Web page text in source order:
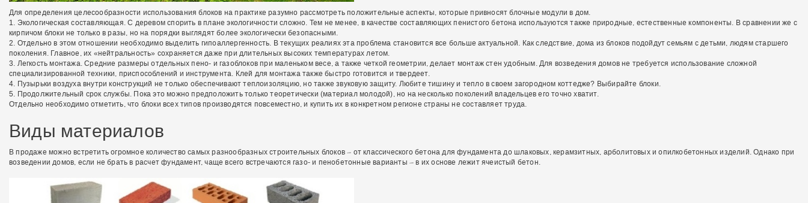
Для определения целесообразности использования блоков на практике разумно рассмотреть положительные аспекты, которые привносят блочные модули в дом.
1. Экологическая составляющая. С деревом спорить в плане экологичности сложно. Тем не менее, в качестве составляющих пенистого бетона используются также природные, естественные компоненты. В сравнении же с
кирпичом блоки не только в разы, но на порядки выглядят более экологически безопасными.
2. Отдельно в этом отношении необходимо выделить гипоаллергенность. В текущих реалиях эта проблема становится все больше актуальной. Как следствие, дома из блоков подойдут семьям с детьми, людям старшего
поколения. Главное, их «нейтральность» сохраняется даже при длительных высоких температурах летом.
3. Легкость монтажа. Средние размеры отдельных пено- и газоблоков при маленьком весе, а также четкой геометрии, делает монтаж стен удобным. Для возведения домов не требуется использование сложной
специализированной техники, приспособлений и инструмента. Клей для монтажа также быстро готовится и твердеет.
4. Пузырьки воздуха внутри конструкций не только обеспечивают теплоизоляцию, но также звуковую защиту. Любите тишину и тепло в своем загородном коттедже? Выбирайте блоки.
5. Продолжительный срок службы. Пока это можно предположить только теоретически (материал молодой), но на несколько поколений владельцев его точно хватит.
Отдельно необходимо отметить, что блоки всех типов производятся повсеместно, и купить их в конкретном регионе страны не составляет труда.
Виды материалов
В продаже можно встретить огромное количество самых разнообразных строительных блоков – от классического бетона для фундамента до шлаковых, керамзитных, арболитовых и опилкобетонных изделий. Однако при
возведении домов, если не брать в расчет фундамент, чаще всего встречаются газо- и пенобетонные варианты – в их основе лежит ячеистый бетон.